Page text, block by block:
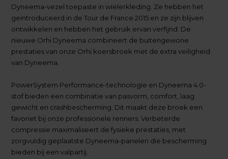
Dyneema-vezel toepaste in wielerkleding. Ze hebben het
geïntroduceerd in de Tour de France 2015 en ze zijn blijven
ontwikkelen en hebben het gebruik ervan verfijnd. De
nieuwe Orhi Dyneema combineert de buitengewone
prestaties van onze Orhi koersbroek met de extra veiligheid
van Dyneema.
PowerSystem Performance-technologie en Dyneema 4.0-
stof bieden een combinatie van pasvorm, comfort, laag
gewicht en crashbescherming. Dit maakt deze broek een
favoriet bij onze professionele renners. Verbeterde
compressie maximaliseert de fysieke prestaties, met
zorgvuldig geplaatste Dyneema-panelen die bescherming
bieden bij een valpartij.